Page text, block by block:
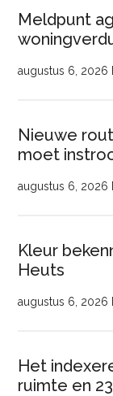
Meldpunt
augustus 6, 2026
Nieuwe
moet
augustus 6, 2026
Kleur
Heuts
augustus 6, 2026
Het
ruimte en